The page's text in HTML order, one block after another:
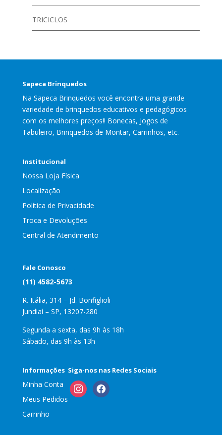
TRICICLOS
Sapeca Brinquedos
Na Sapeca Brinquedos você encontra uma grande
variedade de brinquedos educativos e pedagógicos
com os melhores preços!! Bonecas, Jogos de
Tabuleiro, Brinquedos de Montar, Carrinhos, etc.
Institucional
Nossa Loja Física
Localização
Política de Privacidade
Troca e Devoluções
Central de Atendimento
Fale Conosco
(11) 4582-5673
R. Itália, 314 – Jd. Bonfiglioli
Jundiaí – SP, 13207-280
Segunda a sexta, das 9h às 18h
Sábado, das 9h às 13h
Informações
Minha Conta
Meus Pedidos
Carrinho
Siga-nos nas Redes Sociais
instagramfacebook